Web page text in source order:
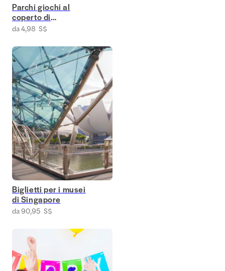
Parchi giochi al
coperto di
Singapore
da 4,98 S$
Biglietti per i musei
di Singapore
da 90,95 S$